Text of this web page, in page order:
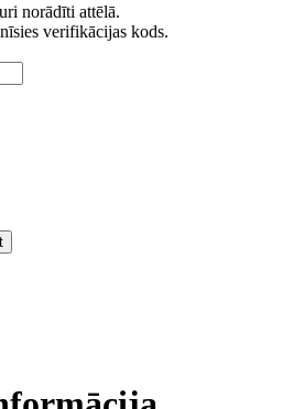
norādīti attēlā.
verifikācijas kods.